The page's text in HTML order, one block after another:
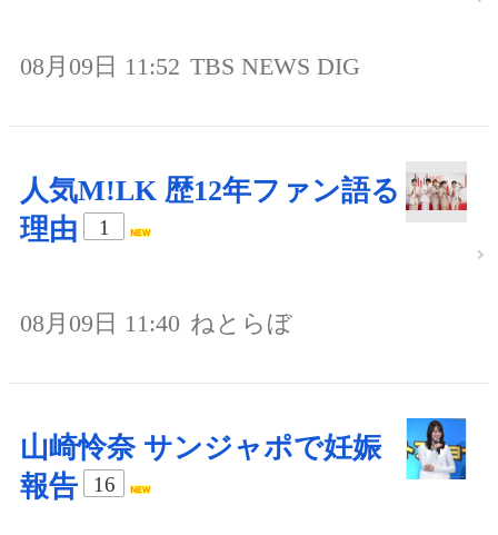
08月09日 11:52 TBS NEWS DIG
人気M!LK 歴12年ファン語る
理由
1
08月09日 11:40 ねとらぼ
山崎怜奈 サンジャポで妊娠
報告
16